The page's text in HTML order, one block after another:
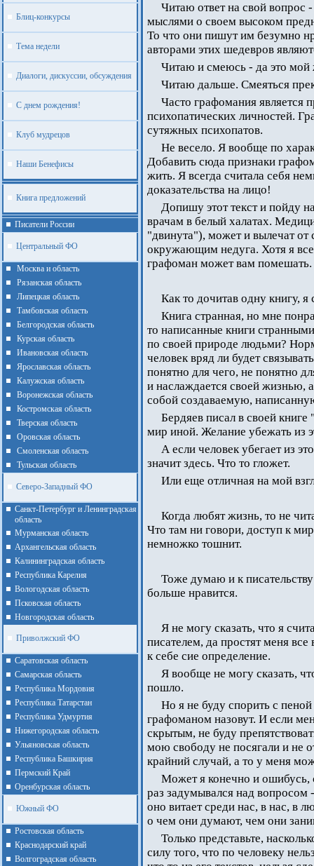
Блиц-конкурсы
Тема недели
Диалоги, дискуссии, обсуждения
С днем рождения!
Клуб мудрецов
Наши Бенефисы
Книга предложений
Писатели России
Центральный ФО
Москва и область
Рязанская область
Липецкая область
Тамбовская область
Белгородская область
Курская область
Ивановская область
Ярославская область
Калужская область
Воронежская область
Костромская область
Тверская область
Оровская область
Смоленская область
Тульская область
Северо-Западный ФО
Санкт-Петербург и Ленинградская
область
Мурманская область
Архангельская область
Калининградская область
Республика Карелия
Вологодская область
Псковская область
Новгородская область
Приволжский ФО
Cаратовская область
Cамарская область
Республика Мордовия
Республика Татарстан
Республика Удмуртия
Нижегородская область
Ульяновская область
Республика Башкирия
Пермский Край
Оренбурская область
Южный ФО
Ростовская область
Краснодарский край
Волгоградская область
Читаю ответ на свой вопрос
мыслями о своем высоком
То что они пишут им безумно
авторами этих шедевров
Читаю и смеюсь - да это мой
Читаю дальше. Смеяться
Часто графомания является
психопатических личностей.
сутяжных психопатов.
Не весело. Я вообще по
Добавить сюда признаки
жить. Я всегда считала себя
доказательства на лицо!
Допишу этот текст и пойду
врачам в белый халатах.
"двинута"), может и вылечат
окружающим недуга. Хотя я
графоман может вам помешать.
Как то дочитав одну книгу,
Книга странная, но мне
то написанные книги
по своей природе людьми?
человек вряд ли будет
понятно для чего, не понятно
и наслаждается своей жизнью,
собой создаваемую,
Бердяев писал в своей
мир иной. Желание убежать из
А если человек убегает из
значит здесь. Что то гложет.
Или еще отличная на мой
Когда любят жизнь, то не
Что там ни говори, доступ к
немножко тошнит.
Тоже думаю и к
больше нравится.
Я не могу сказать, что я
писателем, да простят меня
к себе сие определение.
Я вообще не могу сказать,
пошло.
Но я не буду спорить с
графоманом назовут. И если
скрытым, не буду
мою свободу не посягали и не
крайний случай, а то у меня
Может я конечно и ошибусь,
раз задумывался над вопросом
оно витает среди нас, в нас, в
о чем они думают, чем они
Только представьте,
силу того, что по человеку